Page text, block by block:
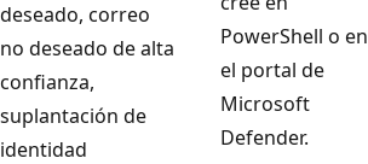
deseado, correo
no deseado de alta
confianza,
suplantación de
identidad
PowerShell o en
el portal de
Microsoft
Defender.